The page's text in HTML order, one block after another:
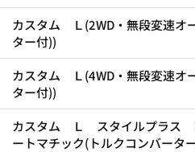
カスタム Ｌ(2WD・無段変速オ
ター付))
カスタム Ｌ(4WD・無段変速オ
ター付))
カスタム Ｌ スタイルプラス
ートマチック(トルクコンバータ